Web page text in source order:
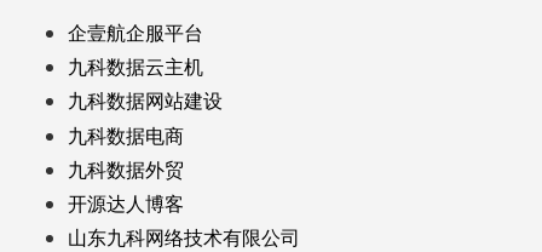
企壹航企服平台
九科数据云主机
九科数据网站建设
九科数据电商
九科数据外贸
开源达人博客
山东九科网络技术有限公司